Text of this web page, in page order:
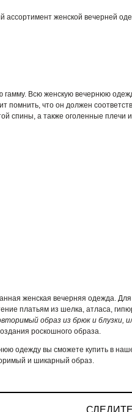
женской вечерней
Всю женскую вечернюю
помнить, что он должен
спины, а также оголенные плечи
женская вечерняя одежда.
платьям из шелка, атласа,
образ из брюк и блузки,
роскошного образа.
одежду вы сможете купить в
и шикарный образ.